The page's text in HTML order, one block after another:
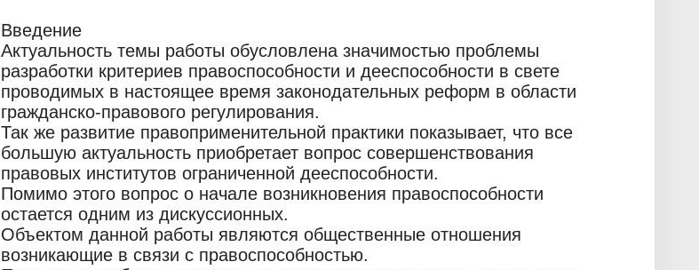
Введение
Актуальность темы работы обусловлена значимостью проблемы
разработки критериев правоспособности и дееспособности в свете
проводимых в настоящее время законодательных реформ в области
гражданско-правового регулирования.
Так же развитие правоприменительной практики показывает, что все
большую актуальность приобретает вопрос совершенствования
правовых институтов ограниченной дееспособности.
Помимо этого вопрос о начале возникновения правоспособности
остается одним из дискуссионных.
Объектом данной работы являются общественные отношения
возникающие в связи с правоспособностью.